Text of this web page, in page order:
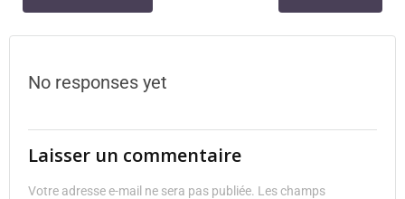
No responses yet
Laisser un commentaire
Votre adresse e-mail ne sera pas publiée. Les champs